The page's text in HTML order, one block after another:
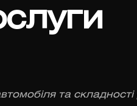
та складності